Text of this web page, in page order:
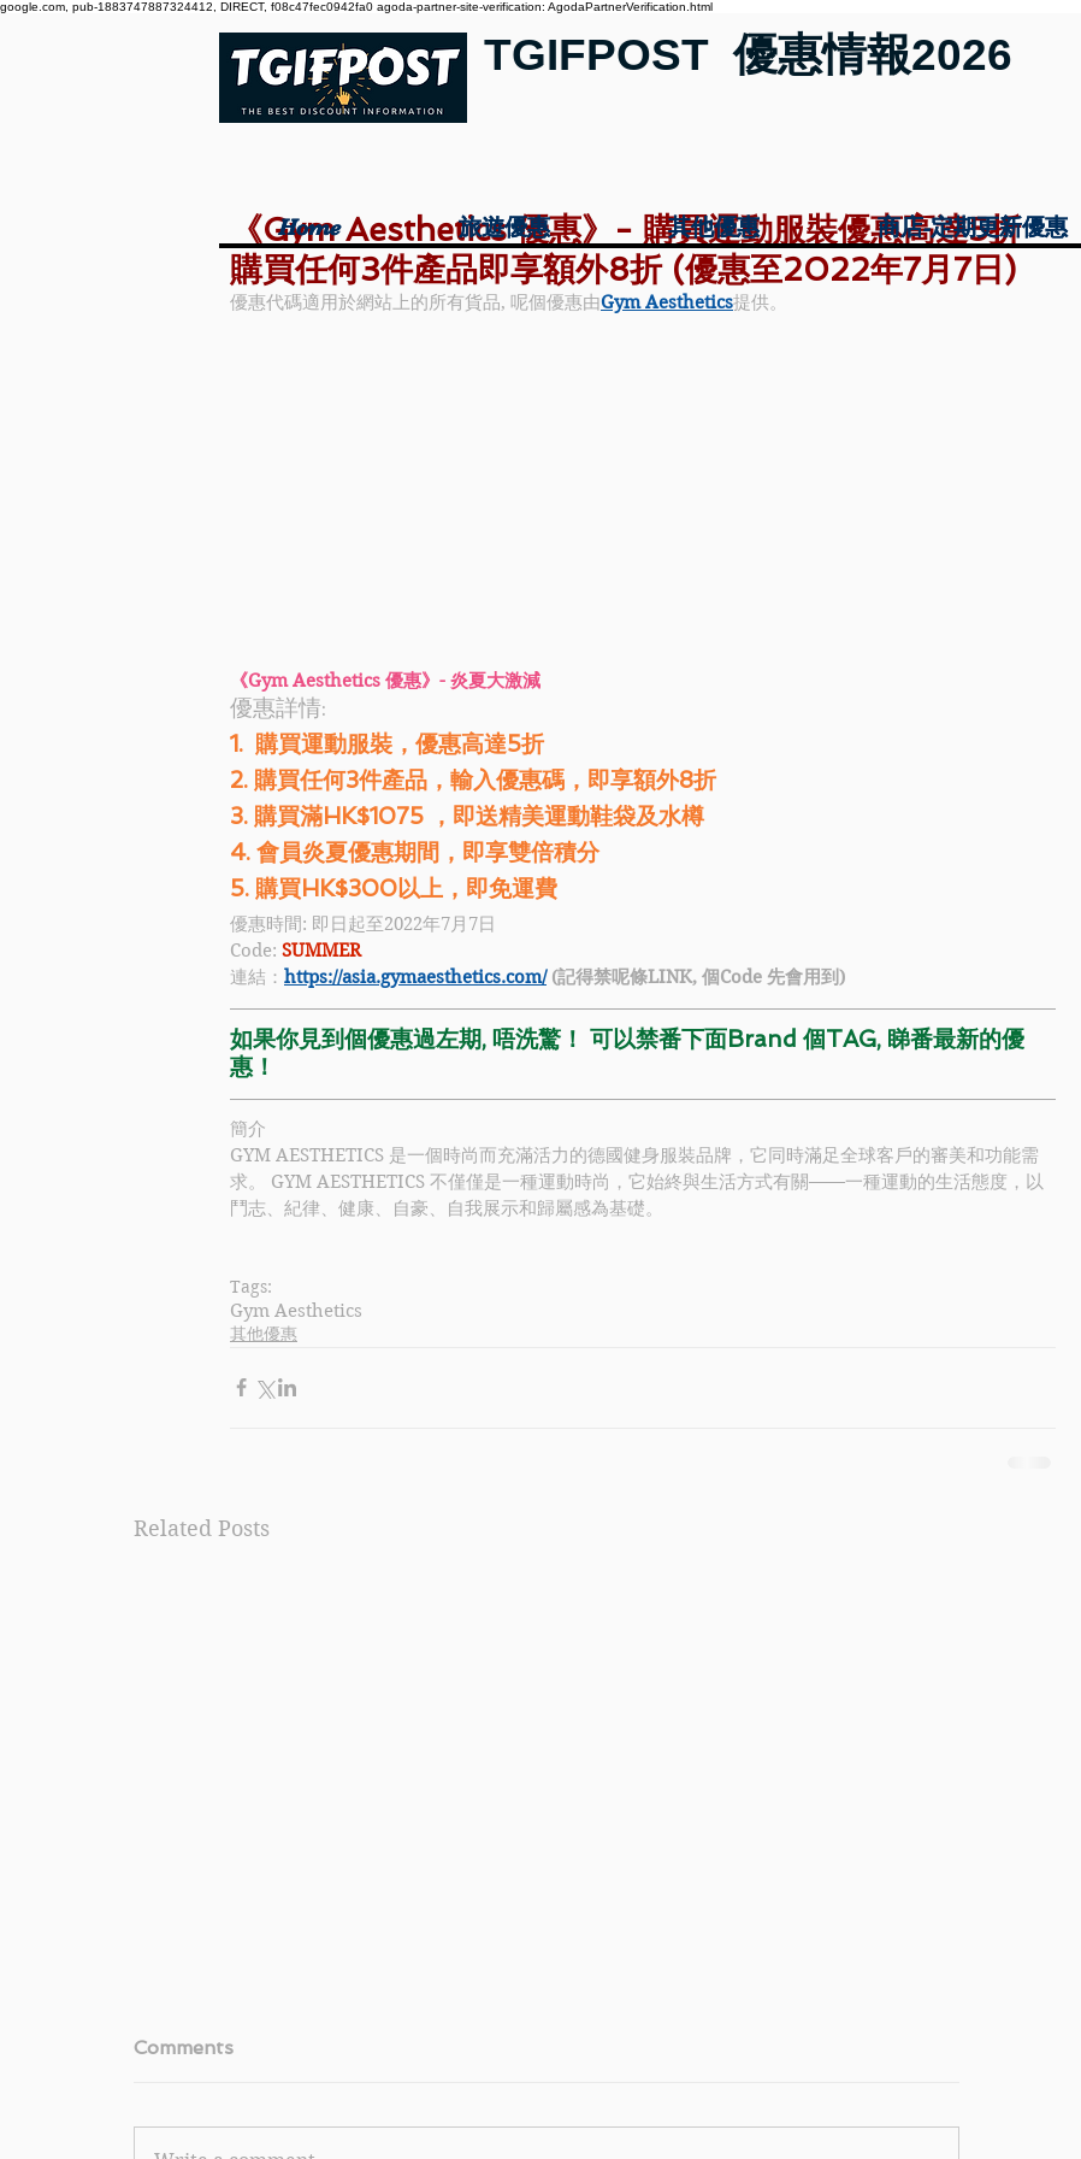
google.com, pub-1883747887324412, DIRECT, f08c47fec0942fa0 agoda-partner-site-verification: AgodaPartnerVerification.html
TGIFPOST 優惠情報2026
Home 旅遊優惠 其他優惠 商店-定期更新優惠
Home 旅遊優惠 其他優惠 商店-定期更新優惠
《Gym Aesthetics 優惠》- 購買運動服裝優惠高達5折
購買任何3件產品即享額外8折 (優惠至2022年7月7日)
優惠代碼適用於網站上的所有貨品, 呢個優惠由Gym Aesthetics提供。
《Gym Aesthetics 優惠》- 炎夏大激減
優惠詳情:
1.  購買運動服裝，優惠高達5折
2. 購買任何3件產品，輸入優惠碼，即享額外8折
3. 購買滿HK$1075 ，即送精美運動鞋袋及水樽
4. 會員炎夏優惠期間，即享雙倍積分
5. 購買HK$300以上，即免運費
優惠時間: 即日起至2022年7月7日
Code: SUMMER
連結： https://asia.gymaesthetics.com/ (記得禁呢條LINK, 個Code 先會用到)
如果你見到個優惠過左期, 唔洗驚！ 可以禁番下面Brand 個TAG, 睇番最新的優
惠！
簡介
GYM AESTHETICS 是一個時尚而充滿活力的德國健身服裝品牌，它同時滿足全球客戶的審美和功能需
求。 GYM AESTHETICS 不僅僅是一種運動時尚，它始終與生活方式有關——一種運動的生活態度，以
鬥志、紀律、健康、自豪、自我展示和歸屬感為基礎。
Tags:
Gym Aesthetics
其他優惠
Related Posts
Comments